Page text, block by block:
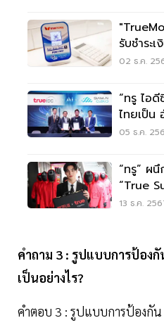
รับชำระ
ปัญหาส
02 ธ.ค.
“ทรู ไอ
ไทยเป็น
ภูมิภาค
05 ธ.ค.
“ทรู” ผนึก
“True
บันเทิง
13 ธ.ค.
คำถาม 3 : รูปแบบการป้อง
เป็นอย่างไร?
คำตอบ 3 : รูปแบบการป้องกัน